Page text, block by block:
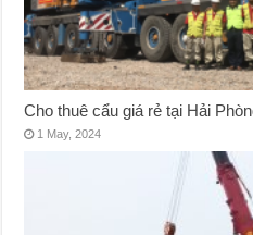
Cho thuê cẩu giá rẻ tại Hải
1 May, 2024